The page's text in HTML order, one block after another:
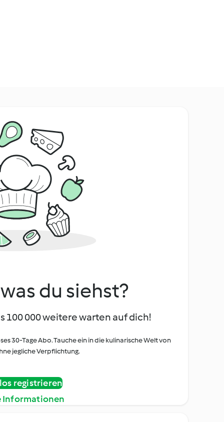
du siehst?
100 000 weitere warten auf dich!
30-Tage Abo. Tauche ein in die kulinarische Welt von
jegliche Verpflichtung.
registrieren
Informationen